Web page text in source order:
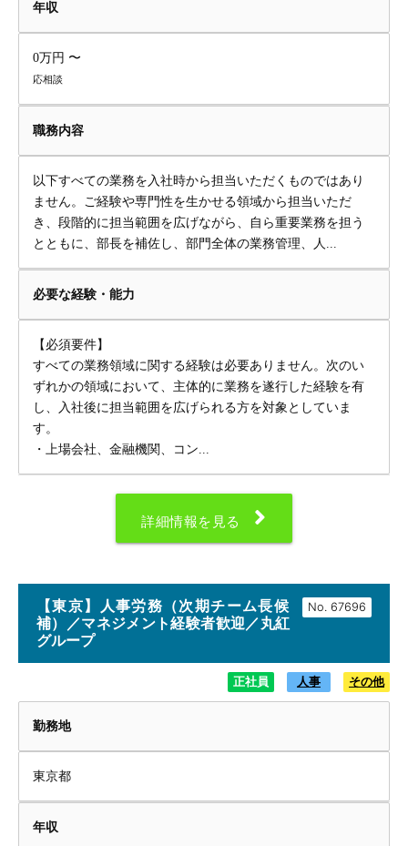
年収
0万円 〜
応相談
職務内容
以下すべての業務を入社時から担当いただくものではあり
ません。ご経験や専門性を生かせる領域から担当いただ
き、段階的に担当範囲を広げながら、自ら重要業務を担う
とともに、部長を補佐し、部門全体の業務管理、人...
必要な経験・能力
【必須要件】
すべての業務領域に関する経験は必要ありません。次のい
ずれかの領域において、主体的に業務を遂行した経験を有
し、入社後に担当範囲を広げられる方を対象としていま
す。
・上場会社、金融機関、コン...
詳細情報を見る
No.
【東京】人事労務（次期チーム長候
補）／マネジメント経験者歓迎／丸紅
グループ
正社員 人事 その他
勤務地
東京都
年収